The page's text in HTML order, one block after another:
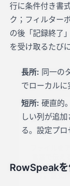
行に条件付き書
ク；フィルター
の後「記録終了
を受け取るたび
長所: 同一の
でローカルに
短所: 硬直的
しい列が追
る。設定プロ
RowSpeakを
数分で
ファイルを
す。数式